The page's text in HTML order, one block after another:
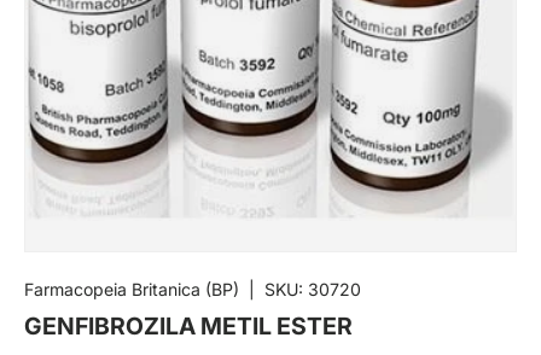
Farmacopeia Britanica (BP) SKU: 30720
GENFIBROZILA METIL ESTER